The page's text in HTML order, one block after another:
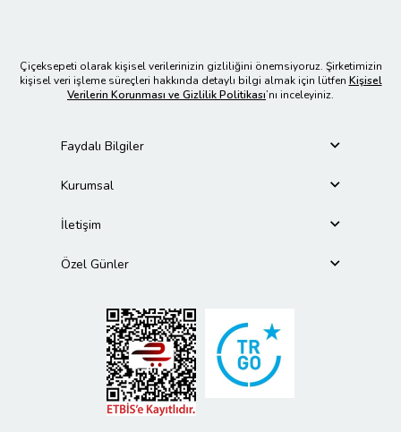
Çiçeksepeti olarak kişisel verilerinizin gizliliğini önemsiyoruz. Şirketimizin
kişisel veri işleme süreçleri hakkında detaylı bilgi almak için lütfen Kişisel
Verilerin Korunması ve Gizlilik Politikası’nı inceleyiniz.
Faydalı Bilgiler
Kurumsal
İletişim
Özel Günler